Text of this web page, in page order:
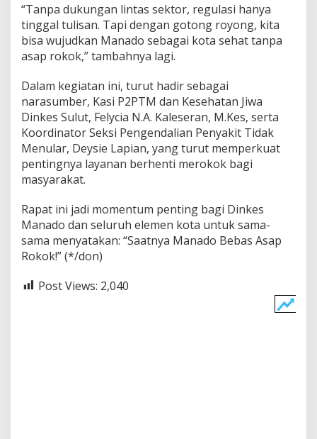
“Tanpa dukungan lintas sektor, regulasi hanya
tinggal tulisan. Tapi dengan gotong royong, kita
bisa wujudkan Manado sebagai kota sehat tanpa
asap rokok,” tambahnya lagi.
Dalam kegiatan ini, turut hadir sebagai
narasumber, Kasi P2PTM dan Kesehatan Jiwa
Dinkes Sulut, Felycia N.A. Kaleseran, M.Kes, serta
Koordinator Seksi Pengendalian Penyakit Tidak
Menular, Deysie Lapian, yang turut memperkuat
pentingnya layanan berhenti merokok bagi
masyarakat.
Rapat ini jadi momentum penting bagi Dinkes
Manado dan seluruh elemen kota untuk sama-
sama menyatakan: “Saatnya Manado Bebas Asap
Rokok!” (*/don)
Post Views: 2,040